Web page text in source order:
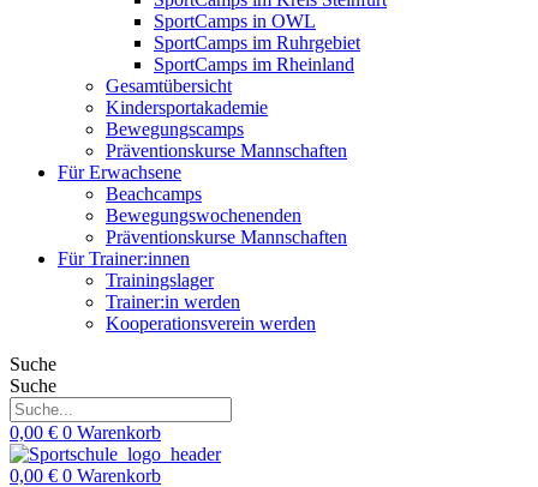
SportCamps in OWL
SportCamps im Ruhrgebiet
SportCamps im Rheinland
Gesamtübersicht
Kindersportakademie
Bewegungscamps
Präventionskurse Mannschaften
Für Erwachsene
Beachcamps
Bewegungswochenenden
Präventionskurse Mannschaften
Für Trainer:innen
Trainingslager
Trainer:in werden
Kooperationsverein werden
Suche
Suche
0,00 € 0 Warenkorb
0,00 € 0 Warenkorb